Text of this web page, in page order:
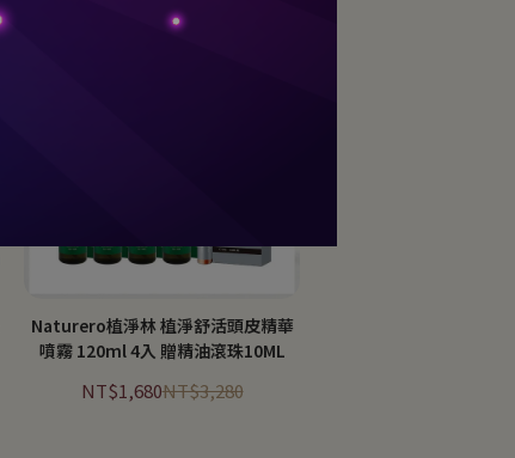
Naturero植淨林 植淨舒活頭皮精華
噴霧 120ml 4入 贈精油滾珠10ML
NT$1,680NT$3,280